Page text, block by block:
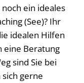
ein ideales
(See)? Ihr
idealen Hilfen
eine Beratung
sind Sie bei
gerne